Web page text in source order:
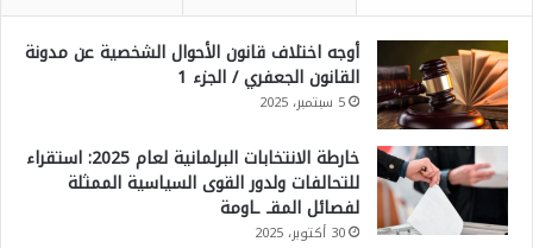
أوجه اختلاف قانون الأحوال الشخصية عن مدونة
القانون الجعفري / الجزء 1
5 سبتمبر، 2025
خارطة الانتخابات البرلمانية لعام 2025: استقراء
للتحالفات ولدور القوى السياسية الممثلة
لفصائل المقـ ـاومة
30 أكتوبر، 2025